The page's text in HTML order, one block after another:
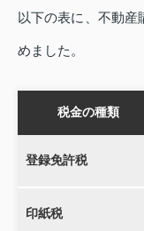
以下の表に、不動産
めました。
税金の種類
登録免許税
印紙税